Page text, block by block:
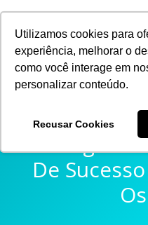
Utilizamos cookies para
experiência, melhorar o
como você interage em
personalizar conteúdo.
Recusar Cookies
conteúdo
9
De